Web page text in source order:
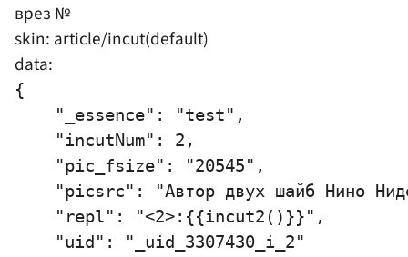
врез №
skin: article/incut(default)
data:
{
    "_essence": "test",
    "incutNum": 2,
    "pic_fsize": "20545",
"picsrc": "Автор двух шайб Нино
    "repl": "<2>:{{incut2()}}",
    "uid": "_uid_3307430_i_2"